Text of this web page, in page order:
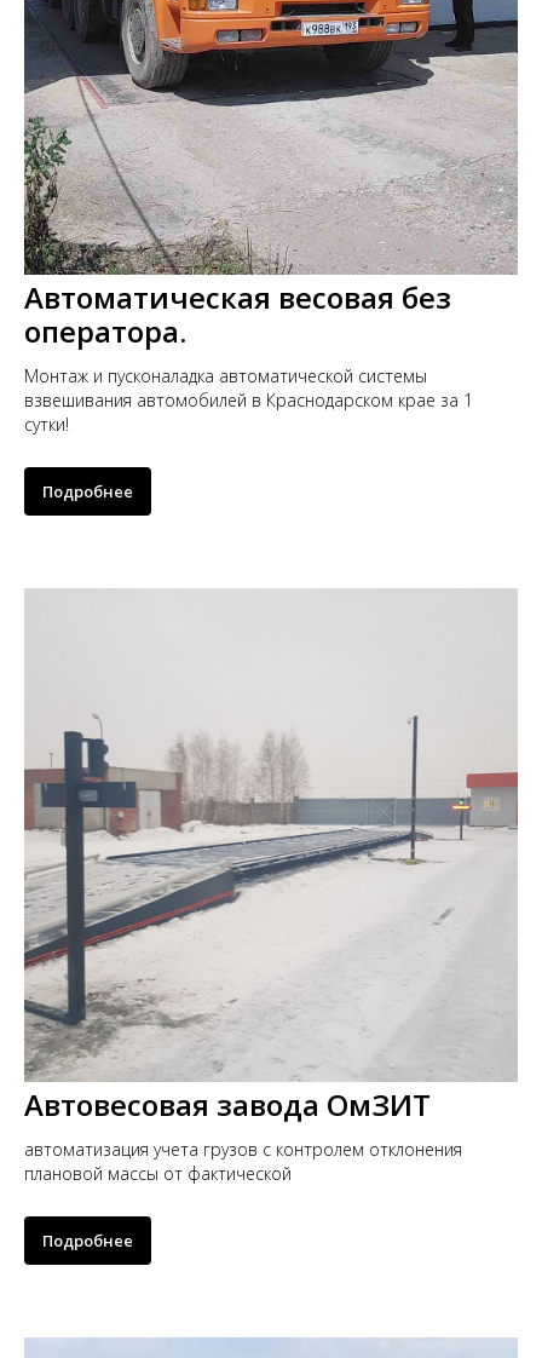
Автоматическая весовая без
оператора.
Монтаж и пусконаладка автоматической системы
взвешивания автомобилей в Краснодарском крае за 1
сутки!
Подробнее
Автовесовая завода ОмЗИТ
автоматизация учета грузов с контролем отклонения
плановой массы от фактической
Подробнее